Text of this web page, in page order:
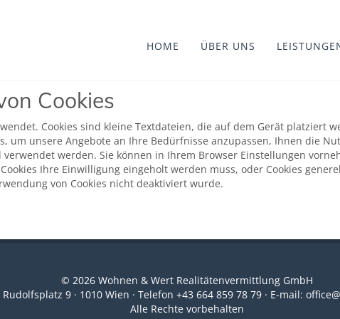
HOME ÜBER UNS
Cookies
Cookies sind kleine Textdateien, die auf dem Gerät platziert
um unsere Angebote an Ihre Bedürfnisse anzupassen, Ihnen die
werden. Sie können in Ihrem Browser Einstellungen
Ihre Einwilligung eingeholt werden muss, oder Cookies
von Cookies nicht deaktiviert wurde.
© 2026 Wohnen & Wert Realitätenvermittlung GmbH
Rudolfsplatz 9 · 1010 Wien · Telefon +43 664 859 78 79 · E-mail:
Alle Rechte vorbehalten